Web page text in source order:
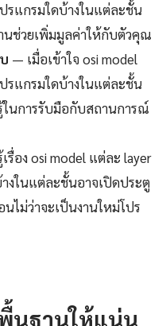
แกรมใดบ้างในแต่ละชั้น
นช่วยเพิ่มมูลค่าให้กับตัวคุณ
— เมื่อเข้าใจ osi model
แกรมใดบ้างในแต่ละชั้น
นการรับมือกับสถานการณ์
รื่อง osi model แต่ละ layer
ในแต่ละชั้นอาจเปิดประตู
ไม่ว่าจะเป็นงานใหม่โปร
นฐานให้แน่น